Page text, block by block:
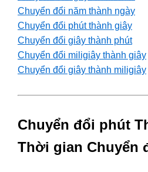
Chuyển đổi năm thành ngày
Chuyển đổi phút thành giây
Chuyển đổi giây thành phút
Chuyển đổi miligiây thành giây
Chuyển đổi giây thành miligiây
Chuyển đổi phút
Thời gian Chuyển